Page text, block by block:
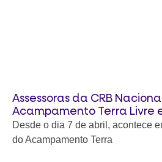
Assessoras da CRB
Acampamento Terra Livre
Desde o dia 7 de abril, acontece
do Acampamento Terra